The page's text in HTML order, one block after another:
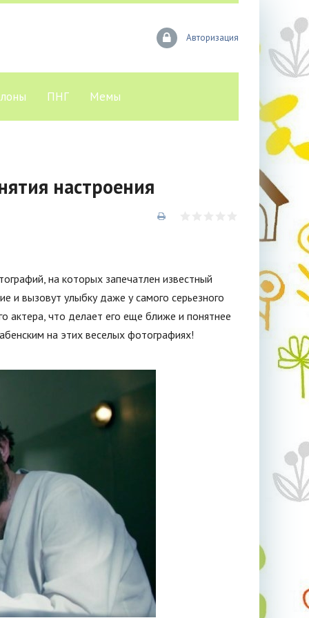
Авторизация
ПНГ Мемы
настроения
на которых запечатлен известный
и вызовут улыбку даже у самого серьезного
актера, что делает его еще ближе и понятнее
на этих веселых фотографиях!